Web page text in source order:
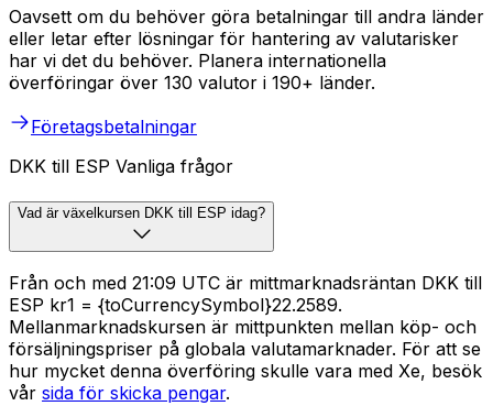
Oavsett om du behöver göra betalningar till andra länder
eller letar efter lösningar för hantering av valutarisker
har vi det du behöver. Planera internationella
överföringar över 130 valutor i 190+ länder.
Företagsbetalningar
DKK till ESP Vanliga frågor
Vad är växelkursen DKK till ESP idag?
Från och med 21:09 UTC är mittmarknadsräntan DKK till
ESP kr1 = {toCurrencySymbol}22.2589.
Mellanmarknadskursen är mittpunkten mellan köp- och
försäljningspriser på globala valutamarknader. För att se
hur mycket denna överföring skulle vara med Xe, besök
vår sida för skicka pengar.